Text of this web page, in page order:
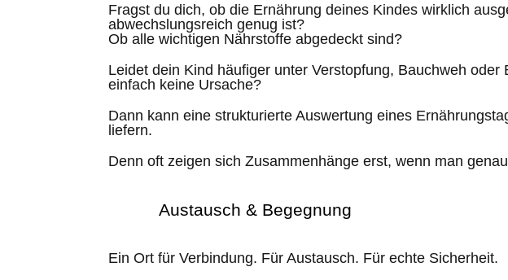
Fragst du dich, ob die Ernährung deines Kindes wirklich
abwechslungsreich genug ist?
Ob alle wichtigen Nährstoffe abgedeckt sind?
Leidet dein Kind häufiger unter Verstopfung, Bauchweh oder
einfach keine Ursache?
Dann kann eine strukturierte Auswertung eines
liefern.
Denn oft zeigen sich Zusammenhänge erst, wenn man
Austausch & Begegnung
Ein Ort für Verbindung. Für Austausch. Für echte Sicherheit.